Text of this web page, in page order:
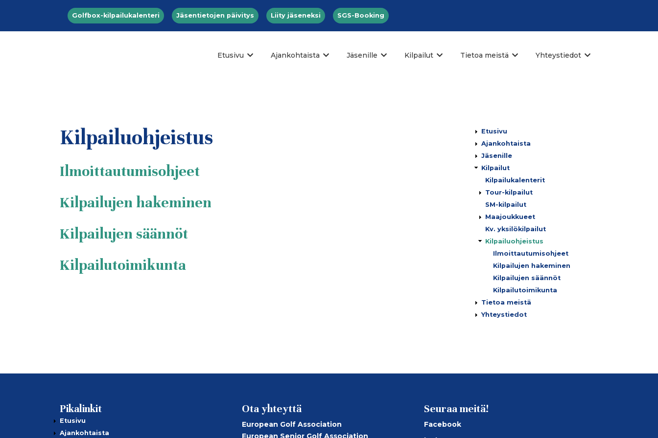
Top menu
Golfbox-kilpailukalenteri Jäsentietojen päivitys Liity jäseneksi SGS-Booking
Etusivu Ajankohtaista Jäsenille Kilpailut Tietoa meistä Yhteystiedot
Kilpailuohjeistus
Ilmoittautumisohjeet
Kilpailujen hakeminen
Kilpailujen säännöt
Kilpailutoimikunta
Päävalikko
Etusivu
Ajankohtaista
Jäsenille
Kilpailut
Kilpailukalenterit
Tour-kilpailut
SM-kilpailut
Maajoukkueet
Kv. yksilökilpailut
Kilpailuohjeistus
Ilmoittautumisohjeet
Kilpailujen hakeminen
Kilpailujen säännöt
Kilpailutoimikunta
Tietoa meistä
Yhteystiedot
Pikalinkit
Etusivu
Ajankohtaista
Ota yhteyttä
European Golf Association
European Senior Golf Association
Seuraa meitä!
Facebook